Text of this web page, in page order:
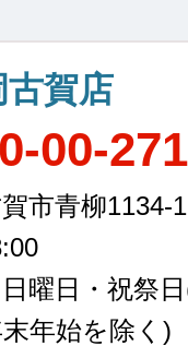
賀店
00-
市青柳1134-1
曜日・祝祭日
年始を除く)